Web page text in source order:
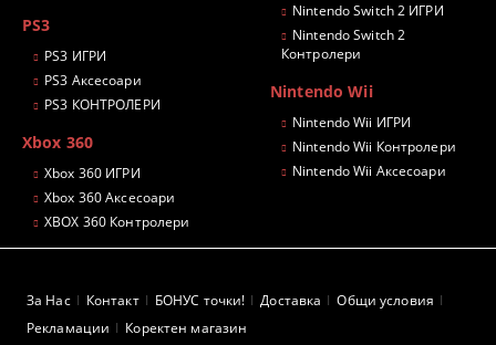
PS3
PS3 ИГРИ
PS3 Аксесоари
PS3 КОНТРОЛЕРИ
Xbox 360
Xbox 360 ИГРИ
Xbox 360 Аксесоари
XBOX 360 Контролери
Nintendo Switch 2 ИГРИ
Nintendo Switch 2
Контролери
Nintendo Wii
Nintendo Wii ИГРИ
Nintendo Wii Контролери
Nintendo Wii Аксесоари
За Нас Контакт БОНУС точки! Доставка
Общи условия
Рекламации
Коректен магазин